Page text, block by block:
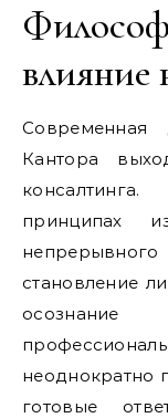
влияние
Современная
Кантора
принципах
становление
осознание
неоднократно
готовые